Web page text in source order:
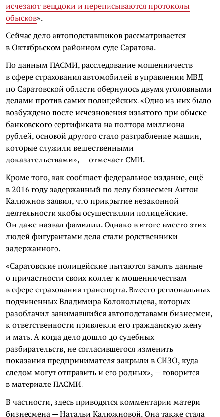
исчезают вещдоки и переписываются протоколы
обысков».
Сейчас дело автоподставщиков рассматривается
в Октябрьском районном суде Саратова.
По данным ПАСМИ, расследование мошенничеств
в сфере страхования автомобилей в управлении МВД
по Саратовской области обернулось двумя уголовными
делами против самих полицейских. «Одно из них было
возбуждено после исчезновения изъятого при обыске
банковского сертификата на полтора миллиона
рублей, основой другого стало разграбление машин,
которые служили вещественными
доказательствами», — отмечает СМИ.
Кроме того, как сообщает федеральное издание, ещё
в 2016 году задержанный по делу бизнесмен Антон
Калюжнов заявил, что прикрытие незаконной
деятельности якобы осуществляли полицейские.
Он даже назвал фамилии. Однако в итоге вместо этих
людей фигурантами дела стали родственники
задержанного.
«Саратовские полицейские пытаются замять данные
о причастности своих коллег к мошенничествам
в сфере страхования транспорта. Вместо региональных
подчиненных Владимира Колокольцева, которых
разоблачил занимавшийся автоподставами бизнесмен,
к ответственности привлекли его гражданскую жену
и мать. А когда дело дошло до судебных
разбирательств, не согласившегося изменить
показания предпринимателя закрыли в СИЗО, куда
следом могут отправить и его родных», — говорится
в материале ПАСМИ.
В частности, здесь приводятся комментарии матери
бизнесмена — Натальи Калюжновой. Она также стала